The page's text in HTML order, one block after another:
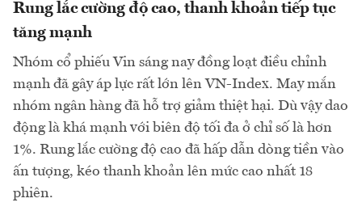
Rung lắc cường độ cao, thanh khoản tiếp tục
tăng mạnh
Nhóm cổ phiếu Vin sáng nay đồng loạt điều chỉnh
mạnh đã gây áp lực rất lớn lên VN-Index. May mắn
nhóm ngân hàng đã hỗ trợ giảm thiệt hại. Dù vậy dao
động là khá mạnh với biên độ tối đa ở chỉ số là hơn
1%. Rung lắc cường độ cao đã hấp dẫn dòng tiền vào
ấn tượng, kéo thanh khoản lên mức cao nhất 18
phiên.